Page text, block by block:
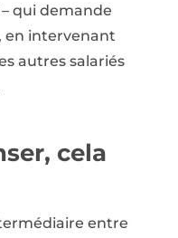
qui demande
en intervenant
autres salariés
cela
entre